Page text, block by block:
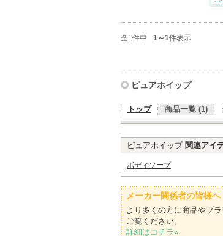
全1件中 1～1件表示
ピュアホイップ
トップ 商品一覧 (1)
ピュアホイップ関連アイ
ボディソープ
メーカー関係者の皆様へ
より多くの方に商品やブ
ご覧ください。
詳細はコチラ»